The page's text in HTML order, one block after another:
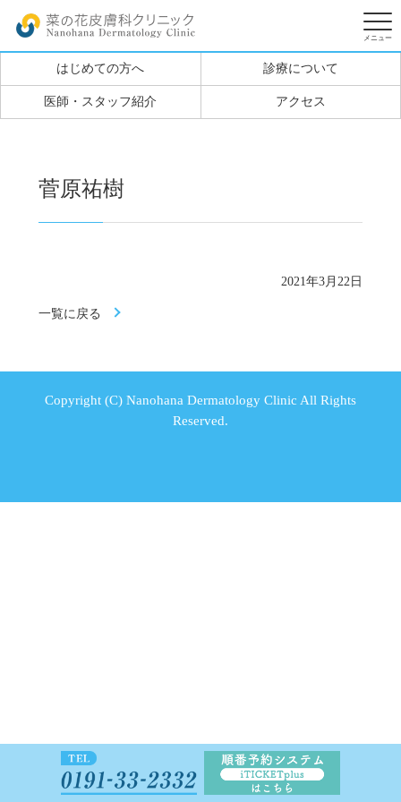
はじめての方へ 診療について
医師・スタッフ紹介 アクセス
菅原祐樹
2021年3月22日
一覧に戻る
Copyright (C) Nanohana Dermatology Clinic All Rights
Reserved.